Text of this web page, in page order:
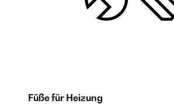
Füße für Heizung